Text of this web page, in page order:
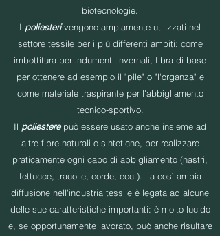
biotecnologie.
I poliesterivengono ampiamente utilizzati nel
settore tessile per i più differenti ambiti: come
imbottitura per indumenti invernali, fibra di base
per ottenere ad esempio il "pile" o "l'organza" e
come materiale traspirante per l'abbigliamento
tecnico-sportivo.
Il poliesterepuò essere usato anche insieme ad
altre fibre naturali o sintetiche, per realizzare
praticamente ogni capo di abbigliamento (nastri,
fettucce, tracolle, corde, ecc.). La così ampia
diffusione nell'industria tessile è legata ad alcune
delle sue caratteristiche importanti: è molto lucido
e, se opportunamente lavorato, può anche risultare